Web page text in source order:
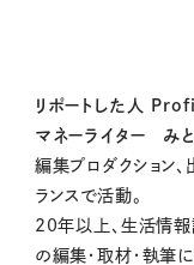
リポートした人
マネーライター み
編集プロダクション
ランスで活動。
20年以上、生活情報
の編集・取材・執筆